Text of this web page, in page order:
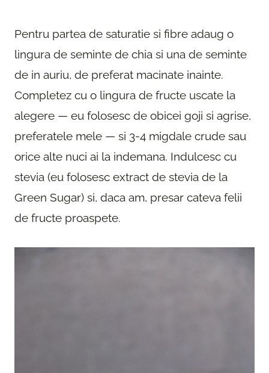
Pentru partea de saturatie si fibre adaug o
lingura de seminte de chia si una de seminte
de in auriu, de preferat macinate inainte.
Completez cu o lingura de fructe uscate la
alegere — eu folosesc de obicei goji si agrise,
preferatele mele — si 3-4 migdale crude sau
orice alte nuci ai la indemana. Indulcesc cu
stevia (eu folosesc extract de stevia de la
Green Sugar) si, daca am, presar cateva felii
de fructe proaspete.